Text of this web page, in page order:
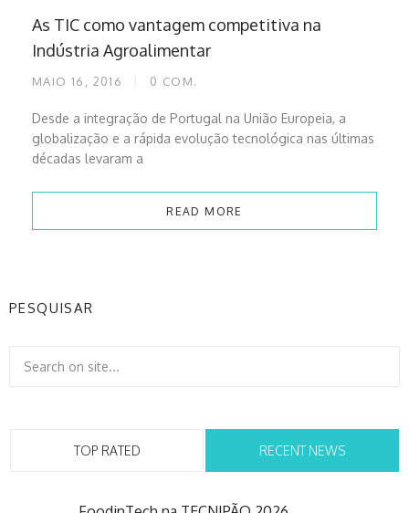
As TIC como vantagem competitiva na
Indústria Agroalimentar
MAIO 16, 2016 0 COM.
Desde a integração de Portugal na União Europeia, a
globalização e a rápida evolução tecnológica nas últimas
décadas levaram a
READ MORE
PESQUISAR
TOP RATED RECENT NEWS